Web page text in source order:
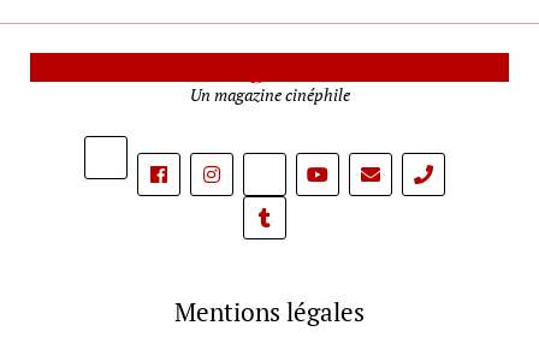
Un magazine cinéphile
phone
Mentions légales